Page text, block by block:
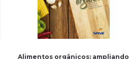
Alimentos orgânicos: ampliando